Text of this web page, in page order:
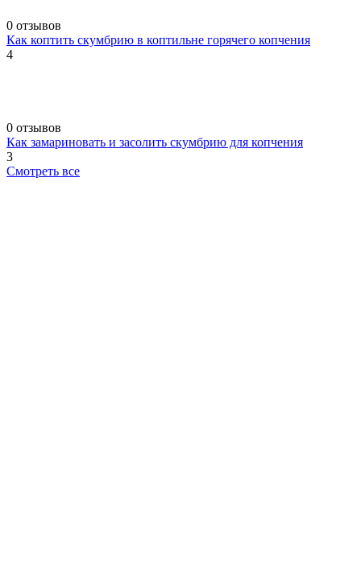
0 отзывов
Как коптить скумбрию в коптильне горячего копчения
4
0 отзывов
Как замариновать и засолить скумбрию для копчения
3
Смотреть все